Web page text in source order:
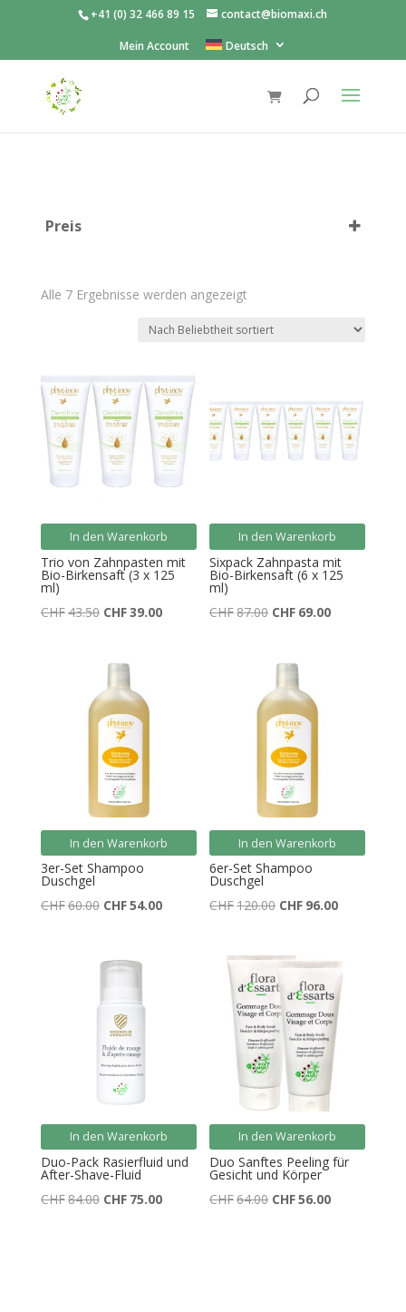
+41 (0) 32 466 89 15 contact@biomaxi.ch
Mein Account Deutsch
Preis
Alle 7 Ergebnisse werden angezeigtNach
sortiert
In den Warenkorb
Trio von Zahnpasten mit
Bio-Birkensaft (3 x 125
ml)
CHF43.50 Ursprünglicher
CHF39.00Aktueller
In den Warenkorb
Sixpack Zahnpasta mit
Bio-Birkensaft (6 x 125
ml)
CHF87.00 Ursprünglicher
CHF 69.00Aktueller
In den Warenkorb
3er-Set Shampoo
Duschgel
CHF60.00 Ursprünglicher
CHF60.00
CHF54.00Aktueller
In den Warenkorb
6er-Set Shampoo
Duschgel
CHF120.00 Ursprünglicher
war:
CHF120.00
CHF 96.00Aktueller
CHF96.00.
In den Warenkorb
Duo-Pack Rasierfluid und
After-Shave-Fluid
CHF84.00 Ursprünglicher
CHF 75.00Aktueller
In den Warenkorb
Duo Sanftes Peeling für
Gesicht und Körper
CHF64.00 Ursprünglicher
CHF56.00Aktueller